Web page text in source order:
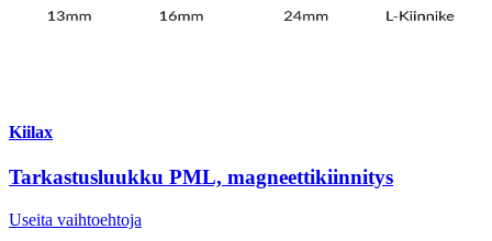
Kiilax
Tarkastusluukku PML, magneettikiinnitys
Useita vaihtoehtoja